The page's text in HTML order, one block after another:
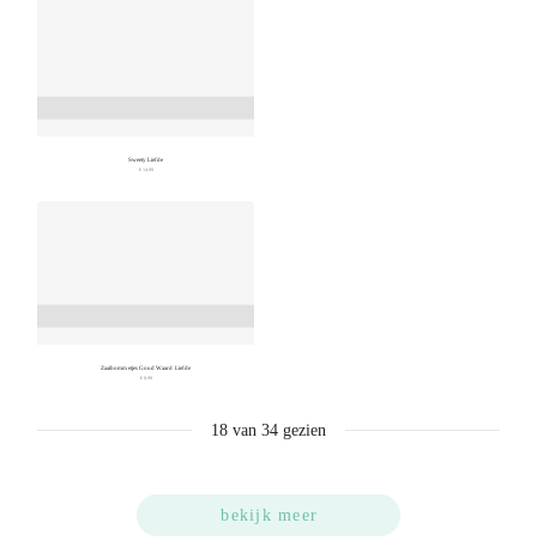
Sweety Liefde
€ 14,99
Zaaibommetjes Goud Waard Liefde
€ 8,99
18 van 34 gezien
bekijk meer